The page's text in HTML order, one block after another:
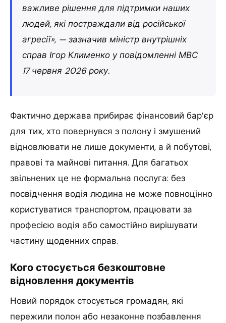
важливе рішення для підтримки наших
людей, які постраждали від російської
агресії», — зазначив міністр внутрішніх
справ Ігор Клименко у повідомленні МВС
17 червня 2026 року.
Фактично держава прибирає фінансовий бар’єр
для тих, хто повернувся з полону і змушений
відновлювати не лише документи, а й побутові,
правові та майнові питання. Для багатьох
звільнених це не формальна послуга: без
посвідчення водія людина не може повноцінно
користуватися транспортом, працювати за
професією водія або самостійно вирішувати
частину щоденних справ.
Кого стосується безкоштовне
відновлення документів
Новий порядок стосується громадян, які
пережили полон або незаконне позбавлення